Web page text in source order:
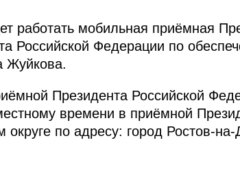
работать мобильная приёмная
Российской Федерации по
Жуйкова.
Президента Российской
времени в приёмной
по адресу: город Ростов-